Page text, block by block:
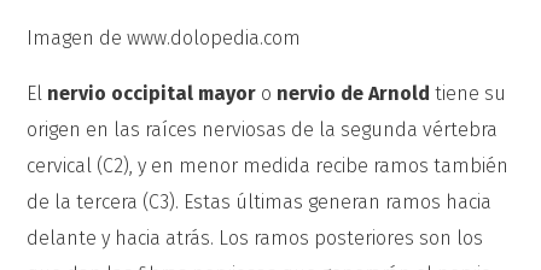
Imagen de www.dolopedia.com
El nervio occipital mayor o nervio de Arnold tiene su
origen en las raíces nerviosas de la segunda vértebra
cervical (C2), y en menor medida recibe ramos también
de la tercera (C3). Estas últimas generan ramos hacia
delante y hacia atrás. Los ramos posteriores son los